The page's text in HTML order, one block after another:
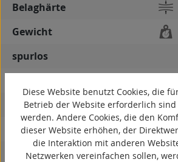
Belaghärte
Gewicht
spurlos
antistatisch
ESD
elektrisch leitfähig
Diese Website benutzt Cookies, die
Betrieb der Website erforderlich
werden. Andere Cookies, die den
dieser Website erhöhen, der
die Interaktion mit anderen
Netzwerken vereinfachen sollen,